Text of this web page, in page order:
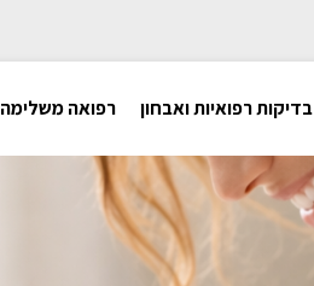
בדיקות רפואיות ואבחון רפואה משלימה